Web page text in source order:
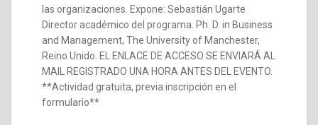
las organizaciones. Expone: Sebastián Ugarte
Director académico del programa. Ph. D. in Business
and Management, The University of Manchester,
Reino Unido. EL ENLACE DE ACCESO SE ENVIARÁ AL
MAIL REGISTRADO UNA HORA ANTES DEL EVENTO.
**Actividad gratuita, previa inscripción en el
formulario**